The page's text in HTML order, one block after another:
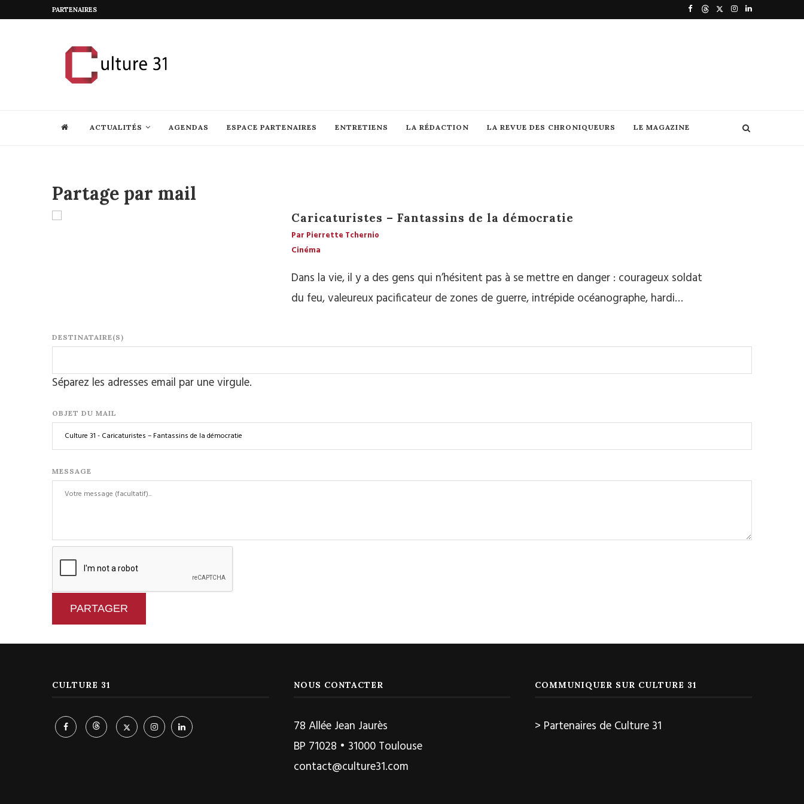
PARTENAIRES
ACTUALITÉS AGENDAS ESPACE PARTENAIRES ENTRETIENS LA RÉDACTION LA REVUE DES CHRONIQUEURS LE MAGAZINE
Partage par mail
Caricaturistes – Fantassins de la démocratie
Par Pierrette Tchernio
Cinéma
Dans la vie, il y a des gens qui n’hésitent pas à se mettre en danger : courageux soldat
du feu, valeureux pacificateur de zones de guerre, intrépide océanographe, hardi…
DESTINATAIRE(S)
Séparez les adresses email par une virgule.
OBJET DU MAIL
MESSAGE
PARTAGER
CULTURE 31 NOUS CONTACTER
78 Allée Jean Jaurès
BP 71028 • 31000 Toulouse
contact@culture31.com
COMMUNIQUER SUR CULTURE 31
> Partenaires de Culture 31